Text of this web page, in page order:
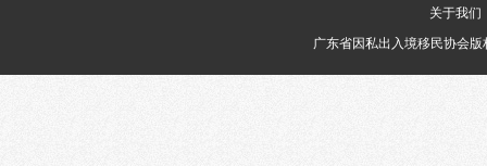
关于我们
广东省因私出入境移民协会